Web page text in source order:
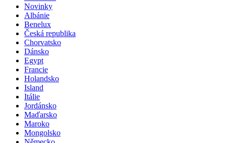
Novinky
Albánie
Benelux
Česká republika
Chorvatsko
Dánsko
Egypt
Francie
Holandsko
Island
Itálie
Jordánsko
Maďarsko
Maroko
Mongolsko